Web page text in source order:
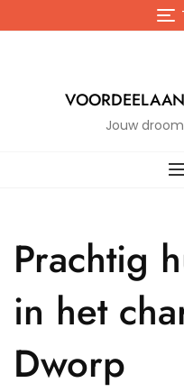
de
Jouw
Prachtig
in het
Dworp